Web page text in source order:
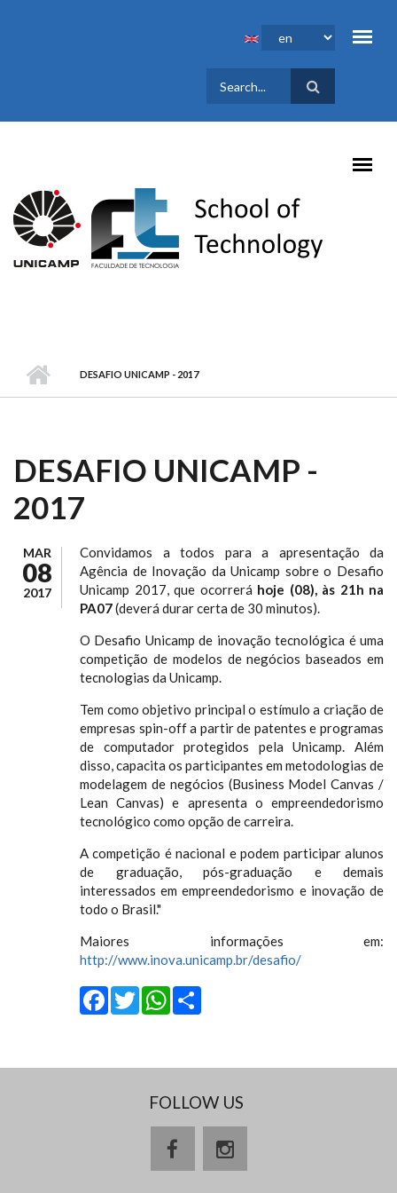
SEARCH
FORM
DESAFIO UNICAMP - 2017
DESAFIO UNICAMP -
2017
MAR
08
2017
Convidamos a todos para a apresentação da
Agência de Inovação da Unicamp sobre o Desafio
Unicamp 2017, que ocorrerá hoje (08), às 21h na
PA07(deverá durar certa de 30 minutos).
O Desafio Unicamp de inovação tecnológica é uma
competição de modelos de negócios baseados em
tecnologias da Unicamp.
Tem como objetivo principal o estímulo a criação de
empresas spin-off a partir de patentes e programas
de computador protegidos pela Unicamp. Além
disso, capacita os participantes em metodologias de
modelagem de negócios (Business Model Canvas /
Lean Canvas) e apresenta o empreendedorismo
tecnológico como opção de carreira.
A competição é nacional e podem participar alunos
de graduação, pós-graduação e demais
interessados em empreendedorismo e inovação de
todo o Brasil."
Maiores informações em:
http://www.inova.unicamp.br/desafio/
Facebook
Twitter
WhatsApp
FOLLOW US